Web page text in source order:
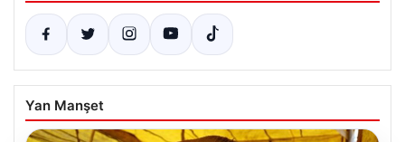
Yan Manşet